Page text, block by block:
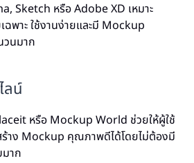
Sketch หรือ Adobe XD เหมาะ
ฉพาะ ใช้งานง่ายและมี Mockup
วนมาก
ลน์
หรือ Mockup World ช่วยให้ผู้ใช้
าง Mockup คุณภาพดีได้โดยไม่ต้องมี
าก